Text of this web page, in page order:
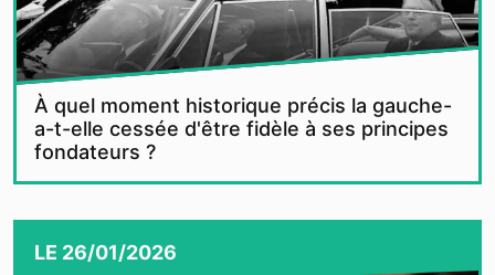
À quel moment historique précis la gauche-
a-t-elle cessée d'être fidèle à ses principes
fondateurs ?
LE 26/01/2026